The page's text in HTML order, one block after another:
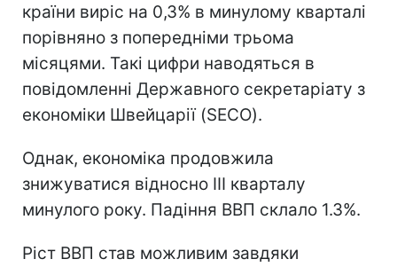
країни виріс на 0,3% в минулому кварталі
порівняно з попередніми трьома
місяцями. Такі цифри наводяться в
повідомленні Державного секретаріату з
економіки Швейцарії (SECO).
Однак, економіка продовжила
знижуватися відносно III кварталу
минулого року. Падіння ВВП склало 1.3%.
Ріст ВВП став можливим завдяки